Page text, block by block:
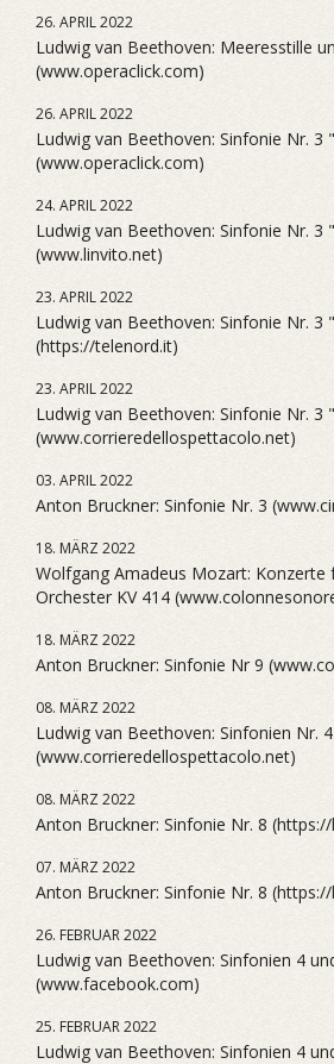
26. APRIL 2022
Ludwig van Beethoven: Meeresstille
(www.operaclick.com)
26. APRIL 2022
Ludwig van Beethoven: Sinfonie Nr. 3
(www.operaclick.com)
24. APRIL 2022
Ludwig van Beethoven: Sinfonie Nr. 3
(www.linvito.net)
23. APRIL 2022
Ludwig van Beethoven: Sinfonie Nr. 3
(https://telenord.it)
23. APRIL 2022
Ludwig van Beethoven: Sinfonie Nr. 3
(www.corrieredellospettacolo.net)
03. APRIL 2022
Anton Bruckner: Sinfonie Nr. 3
18. MÄRZ 2022
Wolfgang Amadeus Mozart: Konzerte
Orchester KV 414
18. MÄRZ 2022
Anton Bruckner: Sinfonie Nr 9
08. MÄRZ 2022
Ludwig van Beethoven: Sinfonien Nr.
(www.corrieredellospettacolo.net)
08. MÄRZ 2022
Anton Bruckner: Sinfonie Nr. 8
07. MÄRZ 2022
Anton Bruckner: Sinfonie Nr. 8
26. FEBRUAR 2022
Ludwig van Beethoven: Sinfonien 4
(www.facebook.com)
25. FEBRUAR 2022
Ludwig van Beethoven: Sinfonien 4